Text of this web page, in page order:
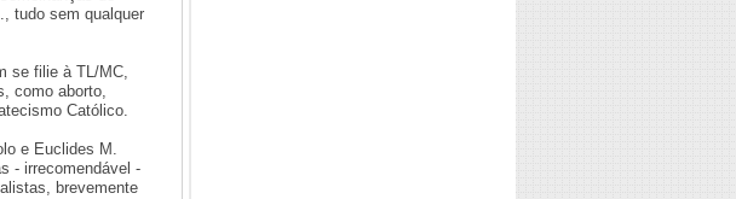
tudo sem qualquer
se filie à TL/MC,
como aborto,
Católico.
e Euclides M.
- irrecomendável -
brevemente